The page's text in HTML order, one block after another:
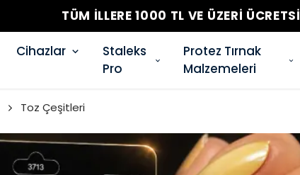
TÜM İLLERE 1000 TL VE ÜZERİ
Cihazlar
Staleks
Pro
Protez Tırnak
Malzemeleri
Toz Çeşitleri